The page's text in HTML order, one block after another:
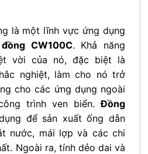
là một lĩnh vực ứng dụng
đồng CW100C. Khả năng
vời của nó, đặc biệt là
nghiệt, làm cho nó trở
cho các ứng dụng ngoài
trình ven biển.Đồng
để sản xuất ống dẫn
nước, mái lợp và các chi
Ngoài ra, tính dẻo dai và